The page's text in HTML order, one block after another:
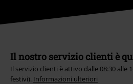
Il nostro servizio clienti è
Il servizio clienti è attivo dalle 08:30 alle
festivi). Informazioni ulteriori